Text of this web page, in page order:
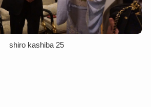
shiro kashiba 25